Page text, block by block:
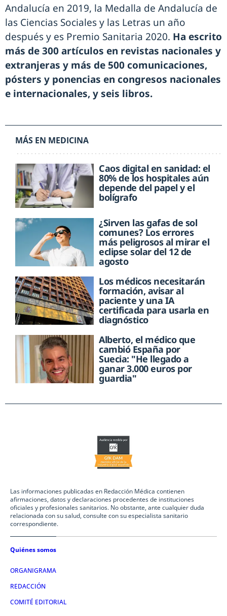
Andalucía en 2019, la Medalla de Andalucía de
las Ciencias Sociales y las Letras un año
después y es Premio Sanitaria 2020. Ha escrito
más de 300 artículos en revistas nacionales y
extranjeras y más de 500 comunicaciones,
pósters y ponencias en congresos nacionales
e internacionales, y seis libros.
MÁS EN MEDICINA
Caos digital en sanidad: el
80% de los hospitales aún
depende del papel y el
bolígrafo
¿Sirven las gafas de sol
comunes? Los errores
más peligrosos al mirar el
eclipse solar del 12 de
agosto
Los médicos necesitarán
formación, avisar al
paciente y una IA
certificada para usarla en
diagnóstico
Alberto, el médico que
cambió España por
Suecia: "He llegado a
ganar 3.000 euros por
guardia"
Las informaciones publicadas en Redacción Médica contienen
afirmaciones, datos y declaraciones procedentes de instituciones
oficiales y profesionales sanitarios. No obstante, ante cualquier duda
relacionada con su salud, consulte con su especialista sanitario
correspondiente.
Quiénes somos
ORGANIGRAMA
REDACCIÓN
COMITÉ EDITORIAL